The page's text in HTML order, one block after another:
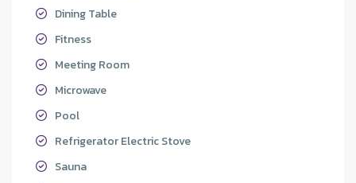
Dining Table
Fitness
Meeting Room
Microwave
Pool
Refrigerator Electric Stove
Sauna